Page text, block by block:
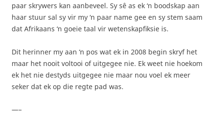
paar skrywers kan aanbeveel. Sy sê as ek ‘n boodskap aan
haar stuur sal sy vir my ‘n paar name gee en sy stem saam
dat Afrikaans ‘n goeie taal vir wetenskapfiksie is.
Dit herinner my aan ‘n pos wat ek in 2008 begin skryf het
maar het nooit voltooi of uitgegee nie. Ek weet nie hoekom
ek het nie destyds uitgegee nie maar nou voel ek meer
seker dat ek op die regte pad was.
—–